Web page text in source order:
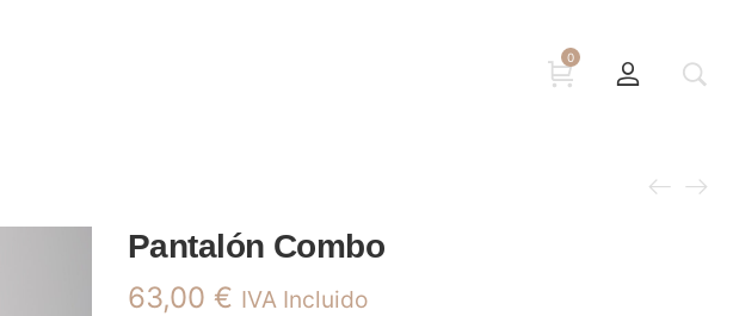
0
Pantalón Combo
63,00 € IVA Incluido